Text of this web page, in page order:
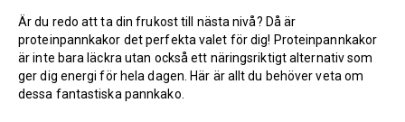
Är du redo att ta din frukost till nästa nivå? Då är
proteinpannkakor det perfekta valet för dig! Proteinpannkakor
är inte bara läckra utan också ett näringsriktigt alternativ som
ger dig energi för hela dagen. Här är allt du behöver veta om
dessa fantastiska pannkako.